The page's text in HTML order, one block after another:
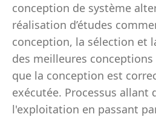
conception de système
réalisation d’études
conception, la sélection et
des meilleures
que la conception est
exécutée. Processus allant
l'exploitation en passant